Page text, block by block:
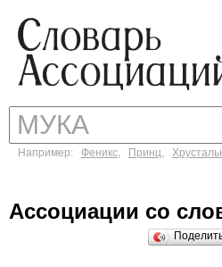
Например: Феникс, Принц,
Ассоциации со